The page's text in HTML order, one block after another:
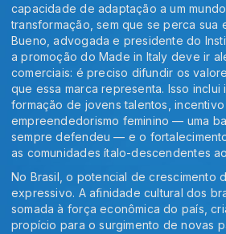
capacidade de adaptação a um
transformação, sem que se perca sua
Bueno, advogada e presidente do
a promoção do Made in Italy deve ir
comerciais: é preciso difundir os
que essa marca representa. Isso inclui
formação de jovens talentos, incentivo
empreendedorismo feminino — uma
sempre defendeu — e o
as comunidades ítalo-descendentes
No Brasil, o potencial de crescimento
expressivo. A afinidade cultural dos
somada à força econômica do país,
propício para o surgimento de novas